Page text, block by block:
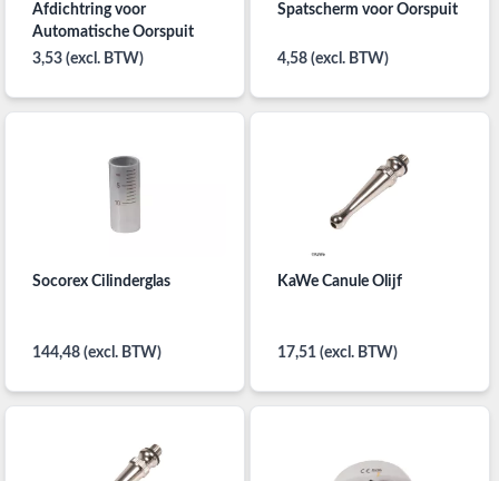
Afdichtring voor
Automatische Oorspuit
3,53 (excl. BTW)
Spatscherm voor Oorspuit
4,58 (excl. BTW)
Socorex Cilinderglas
144,48 (excl. BTW)
KaWe Canule Olijf
17,51 (excl. BTW)